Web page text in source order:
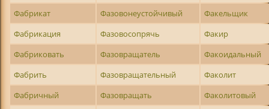
Фабрикат
Фазовонеустойчивый
Факельщик
Фабрикация
Фазовосопрячь
Факир
Фабриковать
Фазовращатель
Факоидальный
Фабрить
Фазовращательный
Факолит
Фабричный
Фазовращать
Факолитовый